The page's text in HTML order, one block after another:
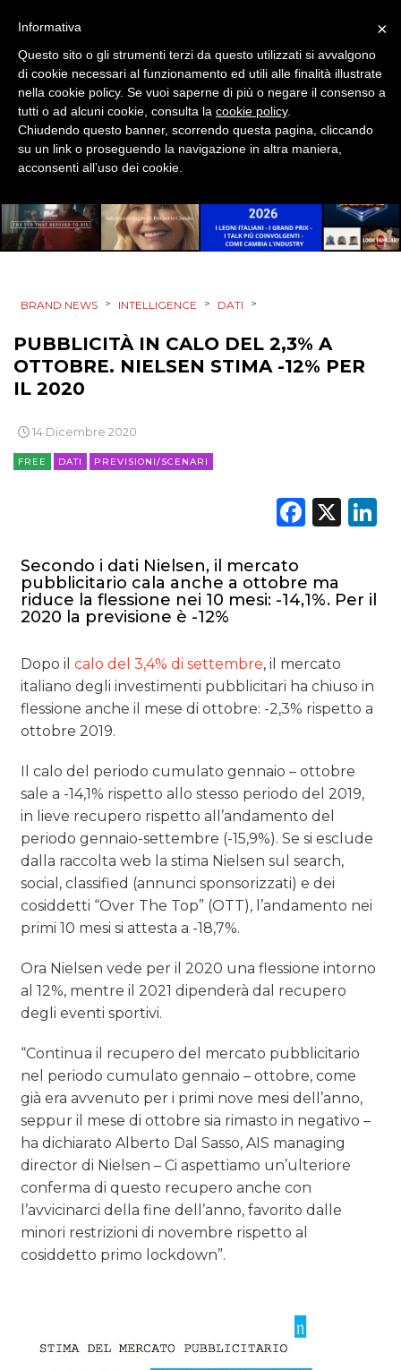
BRAND NEWS > INTELLIGENCE > DATI >
PUBBLICITÀ IN CALO DEL 2,3% A
OTTOBRE. NIELSEN STIMA -12% PER
IL 2020
14 Dicembre 2020
FREE DATI PREVISIONI/SCENARI
X
Secondo i dati Nielsen, il mercato
pubblicitario cala anche a ottobre ma
riduce la flessione nei 10 mesi: -14,1%. Per il
2020 la previsione è -12%
Dopo ilcalo del 3,4% di settembre, il mercato
italiano degli investimenti pubblicitari ha chiuso in
flessione anche il mese di ottobre: -2,3% rispetto a
ottobre 2019.
Il calo del periodo cumulato gennaio – ottobre
sale a -14,1% rispetto allo stesso periodo del 2019,
in lieve recupero rispetto all’andamento del
periodo gennaio-settembre (-15,9%). Se si esclude
dalla raccolta web la stima Nielsen sul search,
social, classified (annunci sponsorizzati) e dei
cosiddetti “Over The Top” (OTT), l’andamento nei
primi 10 mesi si attesta a -18,7%.
Ora Nielsen vede per il 2020 una flessione intorno
al 12%, mentre il 2021 dipenderà dal recupero
degli eventi sportivi.
“Continua il recupero del mercato pubblicitario
nel periodo cumulato gennaio – ottobre, come
già era avvenuto per i primi nove mesi dell’anno,
seppur il mese di ottobre sia rimasto in negativo –
ha dichiarato Alberto Dal Sasso, AIS managing
director di Nielsen – Ci aspettiamo un’ulteriore
conferma di questo recupero anche con
l’avvicinarci della fine dell’anno, favorito dalle
minori restrizioni di novembre rispetto al
cosiddetto primo lockdown”.
×
Informativa
Questo sito o gli strumenti terzi da questo utilizzati si avvalgono
di cookie necessari al funzionamento ed utili alle finalità illustrate
nella cookie policy. Se vuoi saperne di più o negare il consenso a
tutti o ad alcuni cookie, consulta la cookie policy.
Chiudendo questo banner, scorrendo questa pagina, cliccando
su un link o proseguendo la navigazione in altra maniera,
acconsenti all’uso dei cookie.